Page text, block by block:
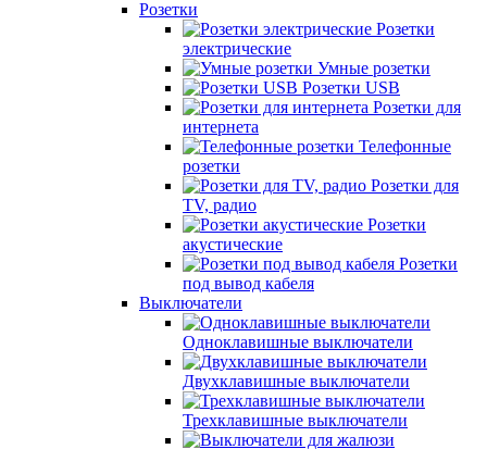
Розетки
Розетки
электрические
Умные розетки
Розетки USB
Розетки для
интернета
Телефонные
розетки
Розетки для
TV, радио
Розетки
акустические
Розетки
под вывод кабеля
Выключатели
Одноклавишные выключатели
Двухклавишные выключатели
Трехклавишные выключатели